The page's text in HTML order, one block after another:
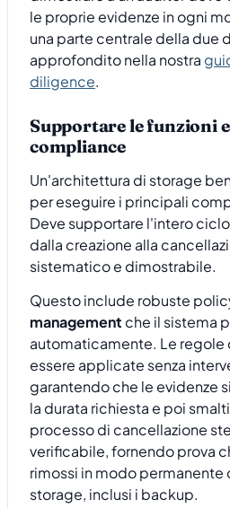
le proprie evidenze in ogni
una parte centrale della due
approfondito nella nostra
diligence.
Supportare le funzioni
compliance
Un'architettura di storage
per eseguire i principali
Deve supportare l'intero
dalla creazione alla
sistematico e dimostrabile.
Questo include robuste
management che il sistema
automaticamente. Le regole
essere applicate senza
garantendo che le evidenze
la durata richiesta e poi
processo di cancellazione
verificabile, fornendo prova
rimossi in modo permanente
storage, inclusi i backup.